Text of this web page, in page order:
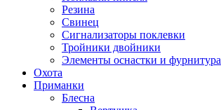
Резина
Свинец
Сигнализаторы поклевки
Тройники двойники
Элементы оснастки и фурнитура
Охота
Приманки
Блесна